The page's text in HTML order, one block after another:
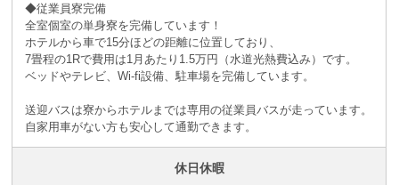
◆従業員寮完備
全室個室の単身寮を完備しています！
ホテルから車で15分ほどの距離に位置しており、
7畳程の1Rで費用は1月あたり1.5万円（水道光熱費込み）です。
ベッドやテレビ、Wi-fi設備、駐車場を完備しています。
送迎バスは寮からホテルまでは専用の従業員バスが走っています。
自家用車がない方も安心して通勤できます。
休日休暇